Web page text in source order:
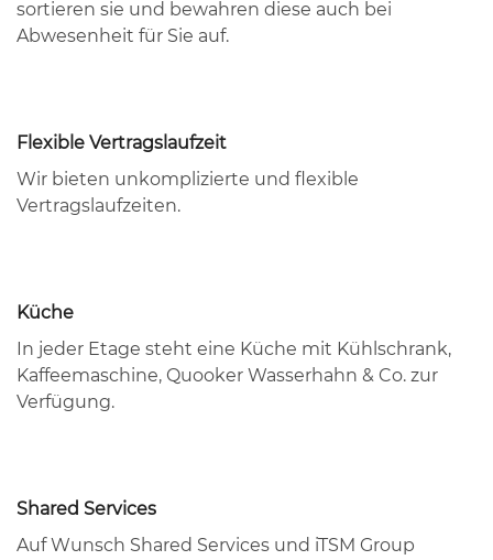
sortieren sie und bewahren diese auch bei
Abwesenheit für Sie auf.
Flexible Vertragslaufzeit
Wir bieten unkomplizierte und flexible
Vertragslaufzeiten.
Küche
In jeder Etage steht eine Küche mit Kühlschrank,
Kaffeemaschine, Quooker Wasserhahn & Co. zur
Verfügung.
Shared Services
Auf Wunsch Shared Services und iTSM Group